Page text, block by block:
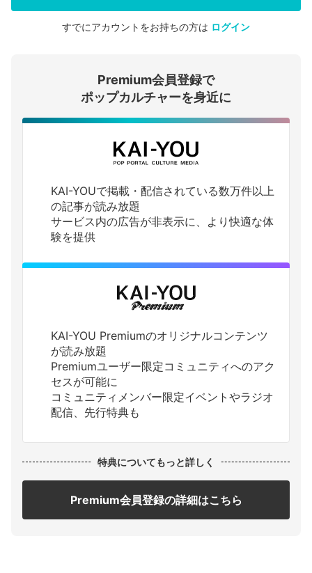
会員登録する
ログインする
すでにアカウントをお持ちの方は ログイン
Premium会員登録で
ポップカルチャーを身近に
KAI-YOUで掲載・配信されている数万件以上
の記事が読み放題
サービス内の広告が非表示に、より快適な体
験を提供
KAI-YOU Premiumのオリジナルコンテンツ
が読み放題
Premiumユーザー限定コミュニティへのアク
セスが可能に
コミュニティメンバー限定イベントやラジオ
配信、先行特典も
特典についてもっと詳しく
Premium会員登録の詳細はこちら